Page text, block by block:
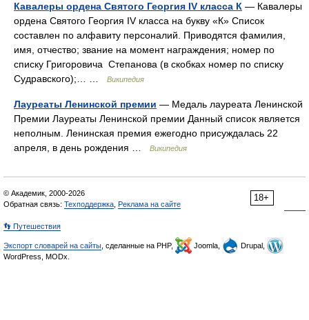
Кавалеры ордена Святого Георгия IV класса К — Кавалеры
ордена Святого Георгия IV класса на букву «К» Список
составлен по алфавиту персоналий. Приводятся фамилия,
имя, отчество; звание на момент награждения; номер по
списку Григоровича Степанова (в скобках номер по списку
Судравского);… …
Википедия
Лауреаты Ленинской премии — Медаль лауреата Ленинской
Премии Лауреаты Ленинской премии Данный список является
неполным. Ленинская премия ежегодно присуждалась 22
апреля, в день рождения …
Википедия
18+
© Академик, 2000-2026
Обратная связь: Техподдержка Реклама на сайте
👣 Путешествия
Экспорт словарей на сайты , сделанные на PHP, Joomla,
Drupal,
WordPress, MODx.